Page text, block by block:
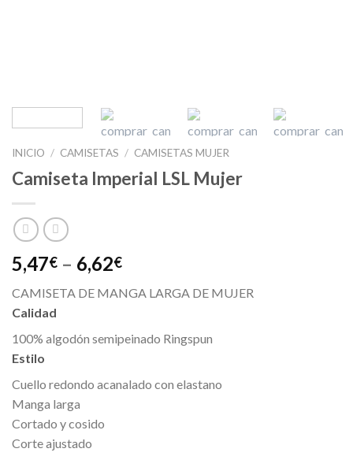
INICIO / CAMISETAS / CAMISETAS MUJER
Camiseta Imperial LSL Mujer
5,47€ – 6,62€
CAMISETA DE MANGA LARGA DE MUJER
Calidad
100% algodón semipeinado Ringspun
Estilo
Cuello redondo acanalado con elastano
Manga larga
Cortado y cosido
Corte ajustado